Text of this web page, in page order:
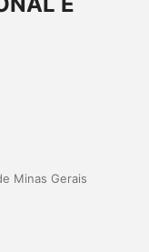
Minas Gerais